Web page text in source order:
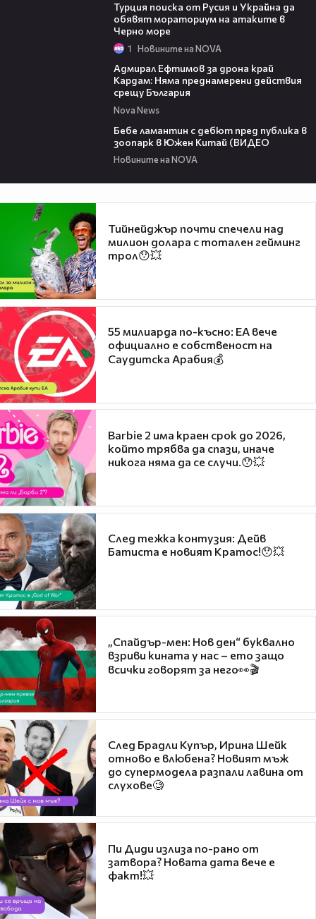
Турция поиска от Русия и Украйна да
обявят мораториум на атаките в
Черно море
1 Новините на NOVA
Адмирал Ефтимов за дрона край
Кардам: Няма преднамерени действия
срещу България
Nova News
Бебе ламантин с дебют пред публика в
зоопарк в Южен Китай (ВИДЕО
Новините на NOVA
Тийнейджър почти спечели над
милион долара с тотален гейминг
трол😯💥
55 милиарда по-късно: EA вече
официално е собственост на
Саудитска Арабия💰
Barbie 2 има краен срок до 2026,
който трябва да спази, иначе
никога няма да се случи.😯💥
След тежка контузия: Дейв
Батиста е новият Кратос!😯💥
„Спайдър-мен: Нов ден“ буквално
взриви кината у нас – ето защо
всички говорят за него👀🎬
След Брадли Купър, Ирина Шейк
отново е влюбена? Новият мъж
до супермодела разпали лавина от
слухове🧐
Пи Диди излиза по-рано от
затвора? Новата дата вече е
факт!💥